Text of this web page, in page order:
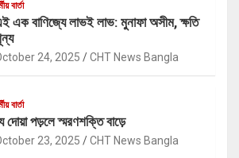
বার্তা
এক বাণিজ্যে লাভই লাভ: মুনাফা অসীম, ক্ষতি
24, 2025 CHT News Bangla
বার্তা
দোয়া পড়লে স্মরণশক্তি বাড়ে
23, 2025 CHT News Bangla